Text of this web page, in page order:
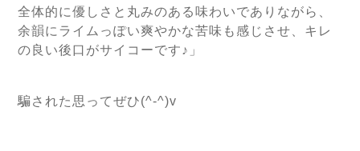
全体的に優しさと丸みのある味わいでありながら、
余韻にライムっぽい爽やかな苦味も感じさせ、キレ
の良い後口がサイコーです♪」
騙された思ってぜひ(^-^)v